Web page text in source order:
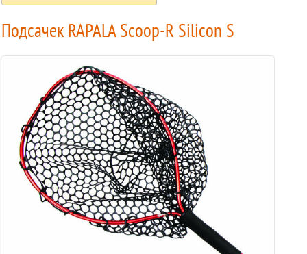
Подсачек RAPALA Scoop-R Silicon S